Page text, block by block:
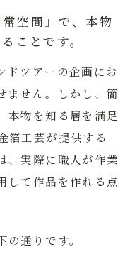
空間」で、本物
ことです。
ドツアーの企画にお
ません。しかし、簡
本物を知る層を満足
箔工芸が提供する
、実際に職人が作業
して作品を作れる点
通りです。